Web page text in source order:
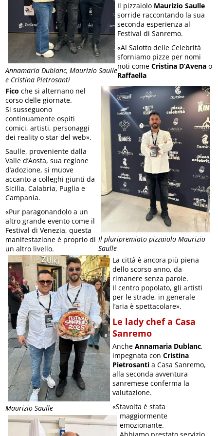
Annamaria Dublanc, Maurizio Saulle
e Cristina Pietrosanti
Il pizzaiolo Maurizio Saulle
sorride raccontando la sua
seconda esperienza al
Festival di Sanremo.
«Al Salotto delle Celebrità
sforniamo pizze per nomi
noti comeCristina D’Avena o
Raffaella
Il pluripremiato pizzaiolo Maurizio
Saulle
Fico che si alternano nel
corso delle giornate.
Si susseguono
continuamente ospiti
comici, artisti, personaggi
dei reality o star del web».
Saulle, proveniente dalla
Valle d’Aosta, sua regione
d’adozione, si muove
accanto a colleghi giunti da
Sicilia, Calabria, Puglia e
Campania.
Maurizio Saulle
«Pur paragonandolo a un
altro grande evento come il
Festival di Venezia, questa
manifestazione è proprio di
un altro livello.
La città è ancora più piena
dello scorso anno, da
rimanere senza parole.
Il centro popolato, gli artisti
per le strade, in generale
l’aria è spettacolare».
Le lady chef a Casa
Sanremo
AncheAnnamaria Dublanc,
impegnata conCristina
Pietrosanti a Casa Sanremo,
alla seconda avventura
sanremese conferma la
valutazione.
«Stavolta è stata
maggiormente
emozionante.